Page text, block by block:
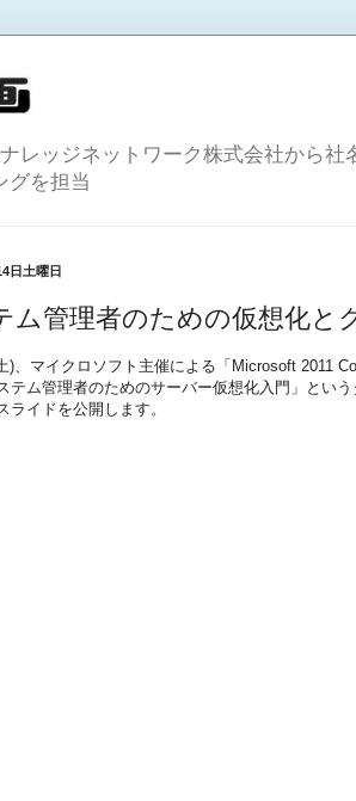
レッジネットワーク株式会社から社
グを担当
日土曜日
ム管理者のための仮想化と
)、マイクロソフト主催による「Microsoft 2011
テム管理者のためのサーバー仮想化入門」とい
ライドを公開します。